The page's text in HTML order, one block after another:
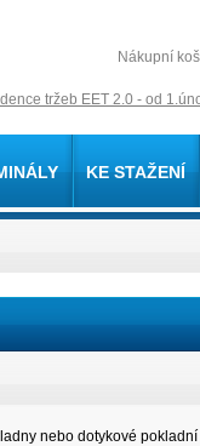
Nákupní
tržeb EET 2.0 - od
KE STAŽENÍ
nebo dotykové pokladní